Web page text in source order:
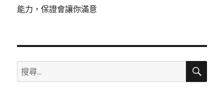
能力，保證會讓你滿意
搜
尋
搜